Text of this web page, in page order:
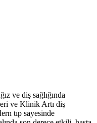
ve diş sağlığında
ve Klinik Artı diş
tıp sayesinde